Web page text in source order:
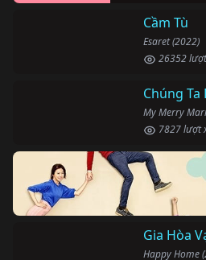
Cầm Tù
Esaret (2022)
26352
Chúng Ta
7827 lượt
Gia Hòa
Happy Home